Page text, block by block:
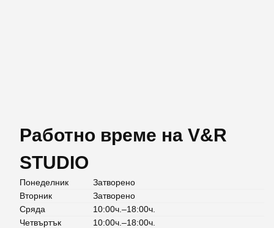
Работно време на V&R
STUDIO
Понеделник
Затворено
Вторник
Затворено
Сряда
10:00ч.–18:00ч.
Четвъртък
10:00ч.–18:00ч.